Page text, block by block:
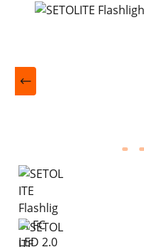
Bildergalerie